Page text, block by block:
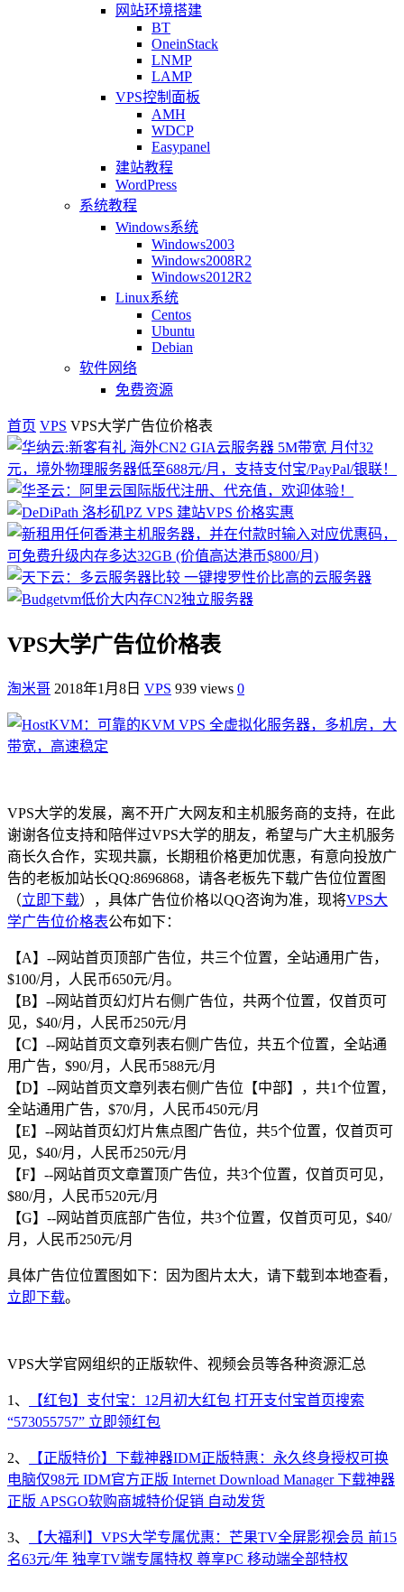
网站环境搭建
BT
OneinStack
LNMP
LAMP
VPS控制面板
AMH
WDCP
Easypanel
建站教程
WordPress
系统教程
Windows系统
Windows2003
Windows2008R2
Windows2012R2
Linux系统
Centos
Ubuntu
Debian
软件网络
免费资源
首页 VPS VPS大学广告位价格表
VPS大学广告位价格表
淘米哥 2018年1月8日 VPS 939 views 0
VPS大学的发展，离不开广大网友和主机服务商的支持，在此
谢谢各位支持和陪伴过VPS大学的朋友，希望与广大主机服务
商长久合作，实现共赢，长期租价格更加优惠，有意向投放广
告的老板加站长QQ:8696868，请各老板先下载广告位位置图
（立即下载），具体广告位价格以QQ咨询为准，现将VPS大
学广告位价格表公布如下：
【A】--网站首页顶部广告位，共三个位置，全站通用广告，
$100/月，人民币650元/月。
【B】--网站首页幻灯片右侧广告位，共两个位置，仅首页可
见，$40/月，人民币250元/月
【C】--网站首页文章列表右侧广告位，共五个位置，全站通
用广告，$90/月，人民币588元/月
【D】--网站首页文章列表右侧广告位【中部】，共1个位置，
全站通用广告，$70/月，人民币450元/月
【E】--网站首页幻灯片焦点图广告位，共5个位置，仅首页可
见，$40/月，人民币250元/月
【F】--网站首页文章置顶广告位，共3个位置，仅首页可见，
$80/月，人民币520元/月
【G】--网站首页底部广告位，共3个位置，仅首页可见，$40/
月，人民币250元/月
具体广告位位置图如下：因为图片太大，请下载到本地查看，
立即下载。
VPS大学官网组织的正版软件、视频会员等各种资源汇总
1、
【红包】支付宝：12月初大红包 打开支付宝首页搜索
“573055757” 立即领红包
2、
【正版特价】下载神器IDM正版特惠：永久终身授权可换
电脑仅98元 IDM官方正版 Internet Download Manager 下载神器
正版 APSGO软购商城特价促销 自动发货
3、
【大福利】VPS大学专属优惠：芒果TV全屏影视会员 前15
名63元/年 独享TV端专属特权 尊享PC 移动端全部特权